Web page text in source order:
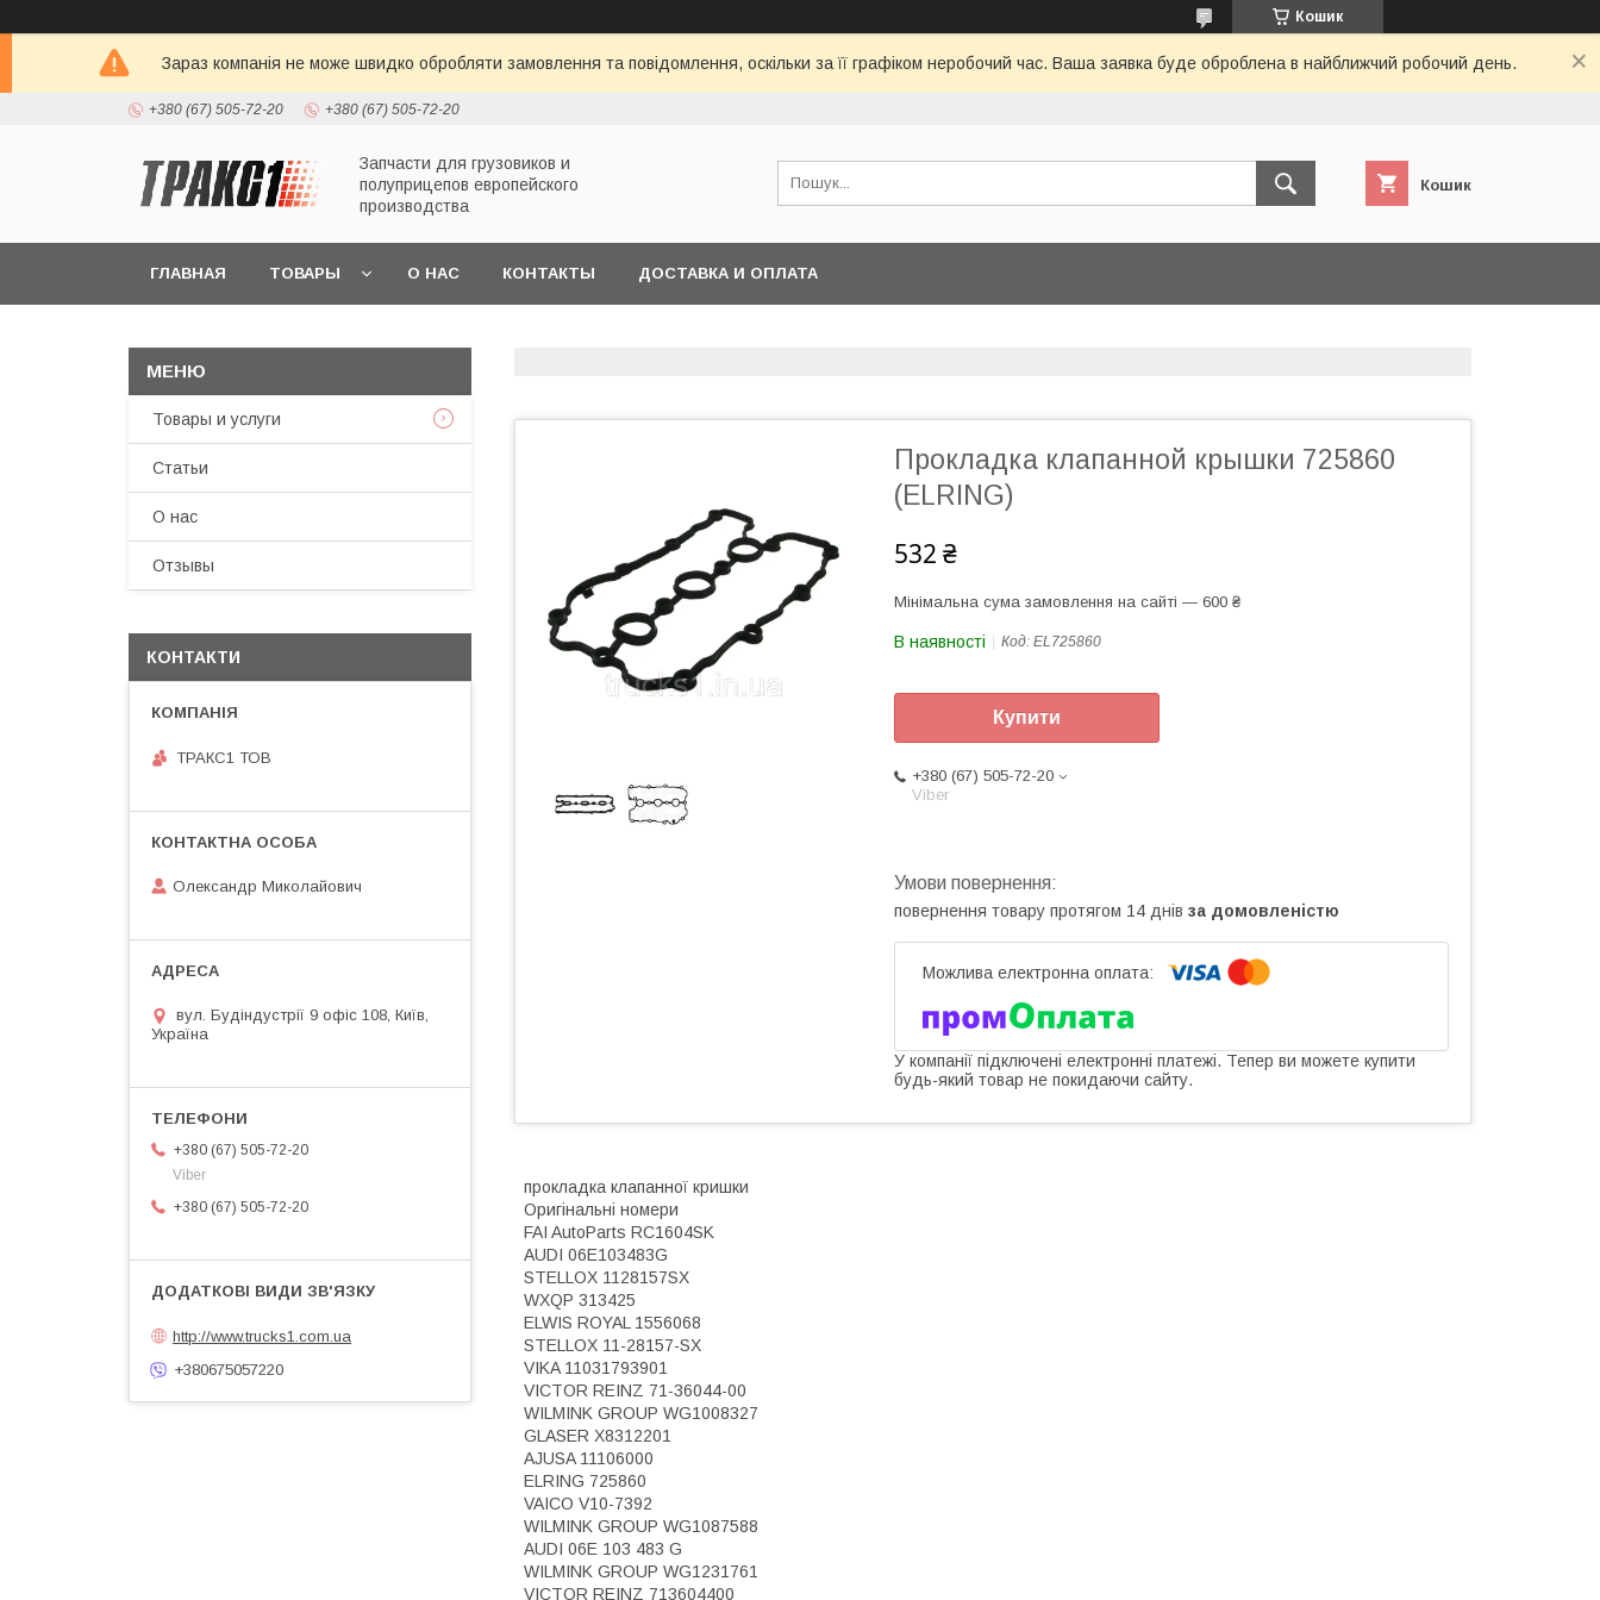
Кошик
Зараз компанія не може швидко обробляти замовлення та повідомлення, оскільки за її графіком неробочий час. Ваша заявка буде оброблена в найближчий робочий день.
+380 (67) 505-72-20 +380 (67) 505-72-20
Запчасти для грузовиков и
полуприцепов европейского
производства
Кошик
ГЛАВНАЯ ТОВАРЫ О НАС КОНТАКТЫ ДОСТАВКА И ОПЛАТА
Прокладка клапанной крышки 725860
(ELRING)
532 ₴
Мінімальна сума замовлення на сайті — 600 ₴
В наявності Код: EL725860
Купити
+380 (67) 505-72-20
Viber
повернення товару протягом 14 днів за домовленістю
У компанії підключені електронні платежі. Тепер ви можете купити
будь-який товар не покидаючи сайту.
прокладка клапанної кришки
Оригінальні номери
FAI AutoParts RC1604SK
AUDI 06E103483G
STELLOX 1128157SX
WXQP 313425
ELWIS ROYAL 1556068
STELLOX 11-28157-SX
VIKA 11031793901
VICTOR REINZ 71-36044-00
WILMINK GROUP WG1008327
GLASER X8312201
AJUSA 11106000
ELRING 725860
VAICO V10-7392
WILMINK GROUP WG1087588
AUDI 06E 103 483 G
WILMINK GROUP WG1231761
VICTOR REINZ 713604400
Товары и услуги
Статьи
О нас
Отзывы
КОНТАКТИ
ТРАКС1 ТОВ
Олександр Миколайович
вул. Будіндустрії 9 офіс 108, Київ,
Україна
+380 (67) 505-72-20
Viber
+380 (67) 505-72-20
http://www.trucks1.com.ua
+380675057220